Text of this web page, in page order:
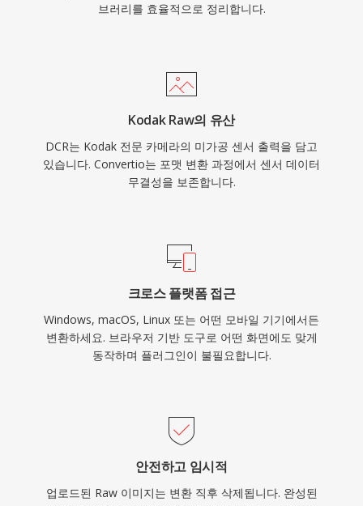
브러리를 효율적으로 정리합니다.
Kodak Raw의 유산
DCR는 Kodak 전문 카메라의 미가공 센서 출력을 담고
있습니다. Convertio는 포맷 변환 과정에서 센서 데이터
무결성을 보존합니다.
크로스 플랫폼 접근
Windows, macOS, Linux 또는 어떤 모바일 기기에서든
변환하세요. 브라우저 기반 도구로 어떤 화면에도 맞게
동작하며 플러그인이 불필요합니다.
안전하고 임시적
업로드된 Raw 이미지는 변환 직후 삭제됩니다. 완성된